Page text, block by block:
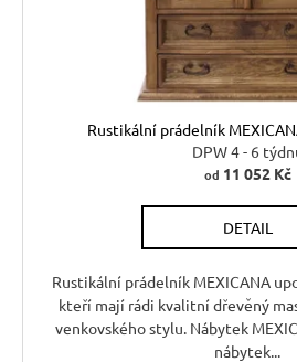
Rustikální prádelník
DPW 4 - 6
od 11 052 Kč
DETAIL
Rustikální prádelník MEXICANA
kteří mají rádi kvalitní dřevěný
venkovského stylu. Nábytek
nábytek...
ŽIDLE
SWEET
HOME
SIL25